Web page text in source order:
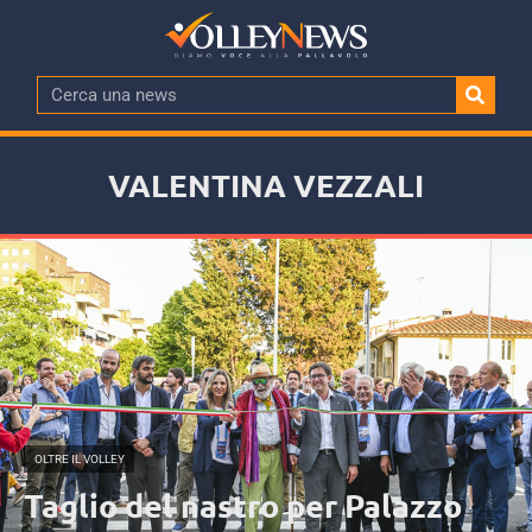
VALENTINA VEZZALI
OLTRE IL VOLLEY
Taglio del nastro per Palazzo